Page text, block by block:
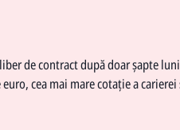
de contract după doar șapte
cea mai mare cotație a